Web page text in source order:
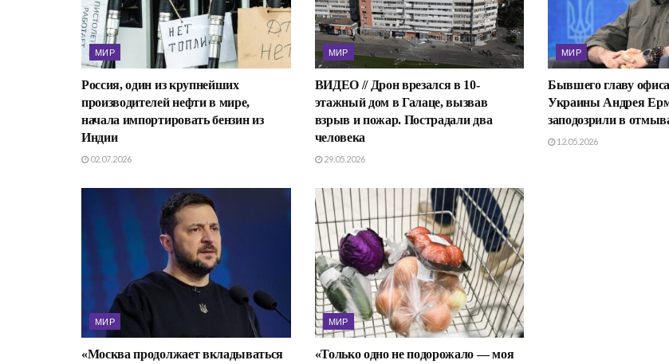
МИР
Россия, один из крупнейших
производителей нефти в мире,
начала импортировать бензин из
Индии
02.07.2026
МИР
ВИДЕО // Дрон врезался в 10-
этажный дом в Галаце, вызвав
взрыв и пожар. Пострадали два
человека
29.05.2026
МИР
Бывшего главу офиса
Украины Андрея
заподозрили в
12.05.2026
МИР
«Москва продолжает вкладываться
МИР
«Только одно не подорожало — моя